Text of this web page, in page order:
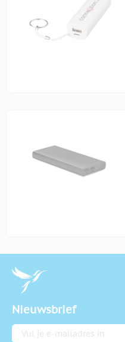
Nieuwsbrief
E-mailadres